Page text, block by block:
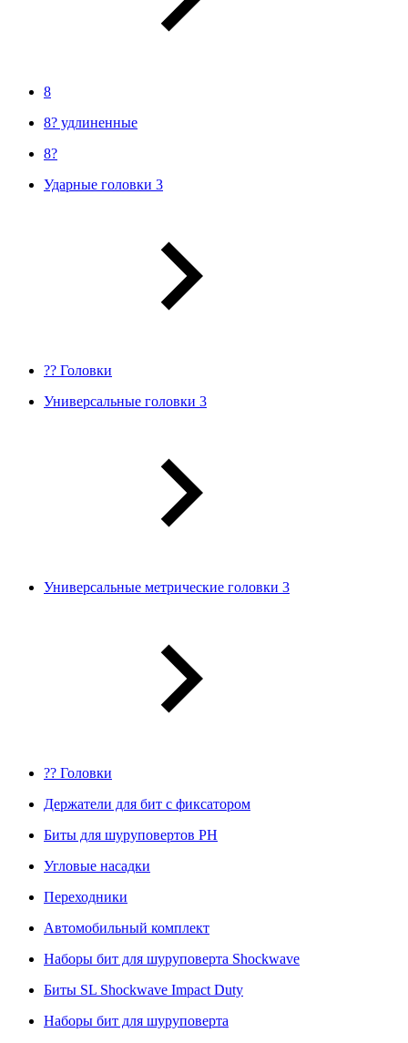
8
8? удлиненные
8?
Ударные головки 3
?? Головки
Универсальные головки 3
Универсальные метрические головки 3
?? Головки
Держатели для бит с фиксатором
Биты для шуруповертов PH
Угловые насадки
Переходники
Автомобильный комплект
Наборы бит для шуруповерта Shockwave
Биты SL Shockwave Impact Duty
Наборы бит для шуруповерта